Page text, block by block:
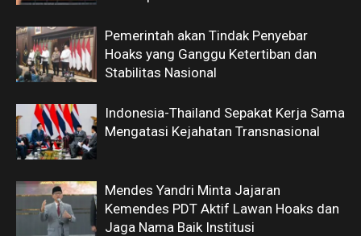
Pemerintah akan Tindak Penyebar
Hoaks yang Ganggu Ketertiban dan
Stabilitas Nasional
Indonesia-Thailand Sepakat Kerja Sama
Mengatasi Kejahatan Transnasional
Mendes Yandri Minta Jajaran
Kemendes PDT Aktif Lawan Hoaks dan
Jaga Nama Baik Institusi